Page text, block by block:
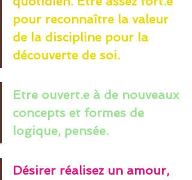
pour reconnaître la valeur
de la discipline pour la
découverte de soi.
Etre ouvert.e à de nouveaux
concepts et formes de
logique, pensée.
Désirer réalisez un amour,